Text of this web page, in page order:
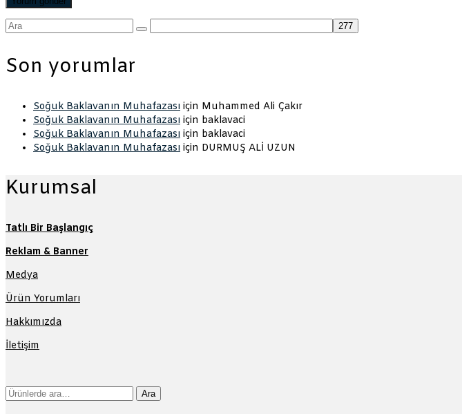
Şunu
Son yorumlar
Soğuk Baklavanın Muhafazası için Muhammed Ali Çakır
Soğuk Baklavanın Muhafazası için baklavaci
Soğuk Baklavanın Muhafazası için baklavaci
Soğuk Baklavanın Muhafazası için DURMUŞ ALİ UZUN
Kurumsal
Tatlı Bir Başlangıç
Reklam & Banner
Medya
Ürün Yorumları
Hakkımızda
İletişim
Ara: Ara